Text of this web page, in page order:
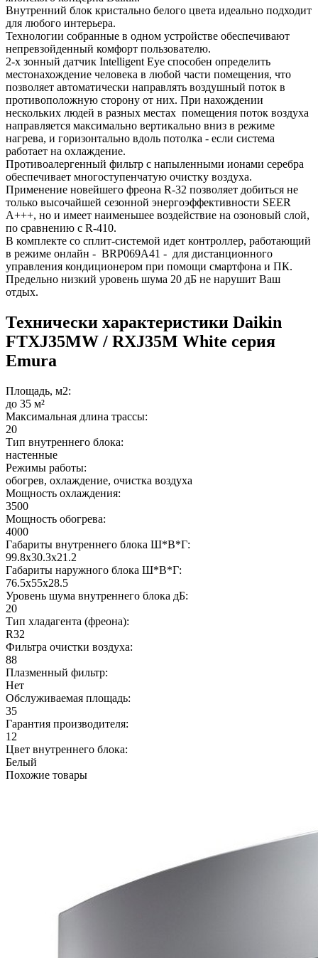
Внутренний блок кристально белого цвета идеально подходит
для любого интерьера.
Технологии собранные в одном устройстве обеспечивают
непревзойденный комфорт пользователю.
2-х зонный датчик Intelligent Eye способен определить
местонахождение человека в любой части помещения, что
позволяет автоматически направлять воздушный поток в
противоположную сторону от них. При нахождении
нескольких людей в разных местах помещения поток воздуха
направляется максимально вертикально вниз в режиме
нагрева, и горизонтально вдоль потолка - если система
работает на охлаждение.
Противоалергенный фильтр с напыленными ионами серебра
обеспечивает многоступенчатую очистку воздуха.
Применение новейшего фреона R-32 позволяет добиться не
только высочайшей сезонной энергоэффективности SEER
A+++, но и имеет наименьшее воздействие на озоновый слой,
по сравнению с R-410.
В комплекте со сплит-системой идет контроллер, работающий
в режиме онлайн - BRP069A41 - для дистанционного
управления кондиционером при помощи смартфона и ПК.
Предельно низкий уровень шума 20 дБ не нарушит Ваш
отдых.
Технически характеристики Daikin
FTXJ35MW / RXJ35M White серия
Emura
Площадь, м2:
до 35 м²
Максимальная длина трассы:
20
Тип внутреннего блока:
настенные
Режимы работы:
обогрев, охлаждение, очистка воздуха
Мощность охлаждения:
3500
Мощность обогрева:
4000
Габариты внутреннего блока Ш*В*Г:
99.8x30.3x21.2
Габариты наружного блока Ш*В*Г:
76.5x55x28.5
Уровень шума внутреннего блока дБ:
20
Тип хладагента (фреона):
R32
Фильтра очистки воздуха:
88
Плазменный фильтр:
Нет
Обслуживаемая площадь:
35
Гарантия производителя:
12
Цвет внутреннего блока:
Белый
Похожие товары